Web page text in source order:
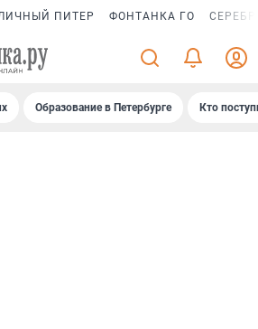
ПИТЕР ФОНТАНКА ГО
Образование в Петербурге Кто